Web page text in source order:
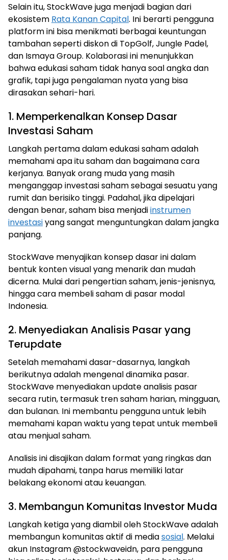
Selain itu, StockWave juga menjadi bagian dari
ekosistem Rata Kanan Capital. Ini berarti pengguna
platform ini bisa menikmati berbagai keuntungan
tambahan seperti diskon di TopGolf, Jungle Padel,
dan Ismaya Group. Kolaborasi ini menunjukkan
bahwa edukasi saham tidak hanya soal angka dan
grafik, tapi juga pengalaman nyata yang bisa
dirasakan sehari-hari.
1. Memperkenalkan Konsep Dasar
Investasi Saham
Langkah pertama dalam edukasi saham adalah
memahami apa itu saham dan bagaimana cara
kerjanya. Banyak orang muda yang masih
menganggap investasi saham sebagai sesuatu yang
rumit dan berisiko tinggi. Padahal, jika dipelajari
dengan benar, saham bisa menjadiinstrumen
investasiyang sangat menguntungkan dalam jangka
panjang.
StockWave menyajikan konsep dasar ini dalam
bentuk konten visual yang menarik dan mudah
dicerna. Mulai dari pengertian saham, jenis-jenisnya,
hingga cara membeli saham di pasar modal
Indonesia.
2. Menyediakan Analisis Pasar yang
Terupdate
Setelah memahami dasar-dasarnya, langkah
berikutnya adalah mengenal dinamika pasar.
StockWave menyediakan update analisis pasar
secara rutin, termasuk tren saham harian, mingguan,
dan bulanan. Ini membantu pengguna untuk lebih
memahami kapan waktu yang tepat untuk membeli
atau menjual saham.
Analisis ini disajikan dalam format yang ringkas dan
mudah dipahami, tanpa harus memiliki latar
belakang ekonomi atau keuangan.
3. Membangun Komunitas Investor Muda
Langkah ketiga yang diambil oleh StockWave adalah
membangun komunitas aktif di mediasosial. Melalui
akun Instagram @stockwaveidn, para pengguna